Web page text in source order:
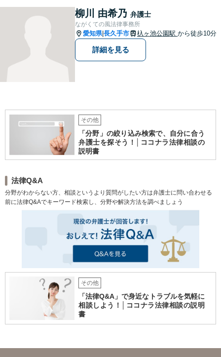
柳川 由希乃 弁護士
ながくての風法律事務所
愛知県|長久手市 杁ヶ池公園駅 から徒歩10分
詳細を見る
その他
「分野」の絞り込み検索で、自分に合う
弁護士を探そう！│ココナラ法律相談の
説明書
法律Q&A
分野がわからない方、相談というより質問がしたい方は弁護士に問い合わせる
前に法律Q&Aでキーワード検索し、分野や解決方法を調べましょう
その他
「法律Q&A」で身近なトラブルを気軽に
相談しよう！│ココナラ法律相談の説明
書